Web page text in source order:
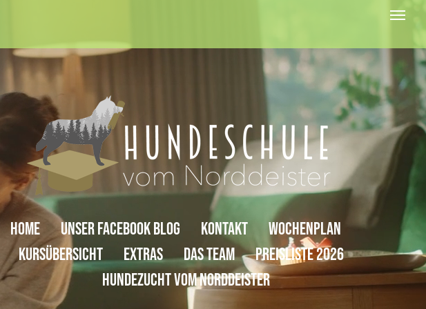
home Unser Facebook Blog Kontakt
Wochenplan
Kursübersicht
Extras Das Team
Preisliste 2026
Hundezucht Vom Norddeister